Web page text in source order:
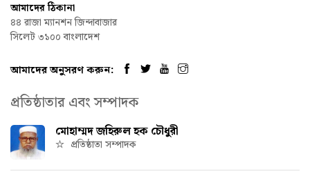
আমাদের ঠিকানা
৪৪ রাজা ম্যানশন জিন্দাবাজার
সিলেট ৩১০০ বাংলাদেশ
আমাদের অনুসরণ করুন:
প্রতিষ্ঠাতার এবং সম্পাদক
মোহাম্মদ জহিরুল হক চৌধুরী
প্রতিষ্ঠাতা সম্পাদক